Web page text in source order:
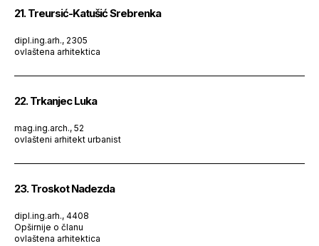
21. Treursić-Katušić Srebrenka
dipl.ing.arh., 2305
ovlaštena arhitektica
22. Trkanjec Luka
mag.ing.arch., 52
ovlašteni arhitekt urbanist
23. Troskot Nadezda
dipl.ing.arh., 4408
Opširnije o članu
ovlaštena arhitektica